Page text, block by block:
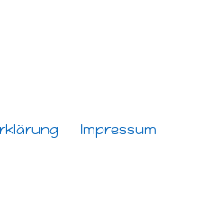
Impressum